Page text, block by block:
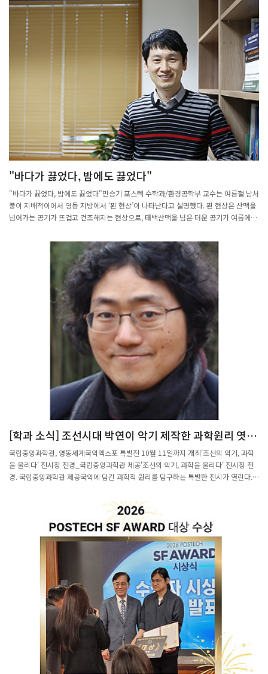
앞으로 지역 내 인공지능 전환(AX) 확산 전략 수립, AX 분야 스타트업 발굴·육성, 정책
제안 및 제도 개선 등을 추진할 계획이다. 현장 의견을 제도와 정책에 반영하고, 지역
창업·혁신 주체들을 연결하는 허브 기능을 수행할 예정이다. AX 위원으로는 황형주 포
스텍 교수, 김성영 금오공과대학교 교수, 조용준 농업로봇자동화연구센터 센터장, 박수
영 경북디지털혁신본부 본부장, 오택수 한국로봇산업진흥원 센터장, 한병용 포스코 리
더, 곽인범 폴라리스쓰리디 대표, 박태윤 피칸소프트 대표, 배상윤 리소리우스 대표, 김
삼정 아이디어스투실리콘 대표 등 학계·연구기관·산업계 인사가 포함됐다.유주현 경
북창조경제혁신센터 대표는 “경북 AX 위원회는 지역 인공지능 전환을 위한 실질적 전
문가 협의체”라며, “스타트업과 지역기업이 함께 성장할 수 있도록 지원하는 한편, 현
장의 목소리를 바탕으로 정책을 제안하고 혁신 창업생태계를 조성하는 역할을 충실히
해 나가겠다”고 밝혔다.
"바다가 끓었다, 밤에도 끓었다"
"바다가 끓었다, 밤에도 끓었다"민승기 포스텍 수학과/환경공학부 교수는 여름철 남서
풍이 지배적이어서 영동 지방에서 ‘푄 현상’이 나타난다고 설명했다. 푄 현상은 산맥을
넘어가는 공기가 뜨겁고 건조해지는 현상으로, 태백산맥을 넘은 더운 공기가 여름에는
다. 10일까지 강릉의 누적 강수량은 394.1㎜로, 평년 같은 기간 강수량(766.6㎜)의
절반 수준에 불과했다. 민 교수는 “가뭄은 폭염과 직결된다”며 “비가 적으면 구름이 줄
어 햇빛이 더 많이 들어올 수밖에 없다”고 설명했다. 이는 본래 더운 지역이 기후위기
에서 더욱 취약해질 수 있음을 보여주는 사례라고 덧붙였다. 연도별 기온 추세를 보면,
1994년과 2018년 폭염 때는 대구가 전국 평균기온 1위와 4위를 기록했으나 강릉은
20위권 밖이었다. 그러나 2024년 강릉은 27.3도로 1위를 기록하며 대구(27.2도)를
앞섰고, 올해는 강릉이 2위, 대구는 26.6도로 6위를 기록했다. 최근 최저기온 상승도
두드러진다. 지난해 전국 74곳 관측소 중 72곳에서 최소 하루 이상 일일 최저기온이
최고치를 경신한 반면, 최고기온 최고치는 17곳에 불과했다. 올해는 최저기온 최고치
가 39곳, 최고기온 최고치는 35곳에서 경신됐다. 민 교수는 “밤에는 지면이 차가워 난
류가 발생하기 어렵고, 공기가 위아래로 잘 섞이지 못하면서 온실가스의 영향을 그대로
받는다”며, 최저기온 상승은 전 지구적인 현상이라고 설명했다. 또한 민 교수는 ‘성층
화’ 현상에도 주목했다. 성층화는 바닷물이 위아래로 섞이지 않고 안정화되는 현상으
로, 같은 에너지가 들어와도 해수 표면이 더 빨리 뜨거워진다고 말했다.
[학과 소식] 조선시대 박연이 악기 제작한 과학원리 엿본
다
국립중앙과학관, 영동세계국악엑스포 특별전 10월 11일까지 개최'조선의 악기, 과학
을 울리다' 전시장 전경_국립중앙과학관 제공'조선의 악기, 과학을 울리다' 전시장 전
경. 국립중앙과학관 제공국악에 담긴 과학적 원리를 탐구하는 특별한 전시가 열린다.국
엑스포'에서 '조선의 악기, 과학을 울리다' 특별전을 개최한다고 12일 밝혔다. 영동세
계국악엑스포는 우리 국악을 세계에 선보이는 행사로 세계 30개국 공연단과 국내외 관
람객들이 참여하는 행사다. 엑스포 내 미래국악관에 마련되는 이번 전시는 올해 4월
영국 런던에서 개최된 개관 80주년 해외특별전을 국내에 처음 선보이는 자리다. 국악
을 과학기술적 관점에서 재해석해 영국 BBC 라디오 등 현지 언론과 영국 관객에게 호
평을 받았다.이번 특별전은 총 3가지 주제로 꾸려졌다. 첫 코너인 '조선시대 음악에 깃
든 과학적 지혜'에서는 세종대왕과 박연이 정확한 음을 내는 악기를 제작하는 과정에서
활용된 수학 규칙과 과학 원리를 통해 조선 초기 음악에 숨은 과학을 엿본다. 난계 박연
은 엑스포 개최지인 충북 영동이 고향인 문신으로 정간보 제작 등 조선 궁중음악을 정
비했다. 고구려의 왕산악, 신라의 우륵과 더불어 3대 악성으로 불린다. 국악기의 독창
적인 소리를 물리적으로 탐구하는 두 번째 코너에서는 관악기, 현악기, 타악기의 물리
적 원리와 오동나무, 갈대, 명주실 등 우리 국악기에 사용되는 소재의 특성을 통해 아름
다운 소리의 원리를 소개한다. 국악기의 독창적인 소리를 물리적으로 탐구하는 전시 코
너_국립중앙과학관 제공마지막 '인공지능(AI)과 만나 확장되는 국악' 코너에서는 국립
국악원, 고등과학원·포스텍, KAIST 연구팀이 인공지능을 활용해 국악을 분석하고, 새